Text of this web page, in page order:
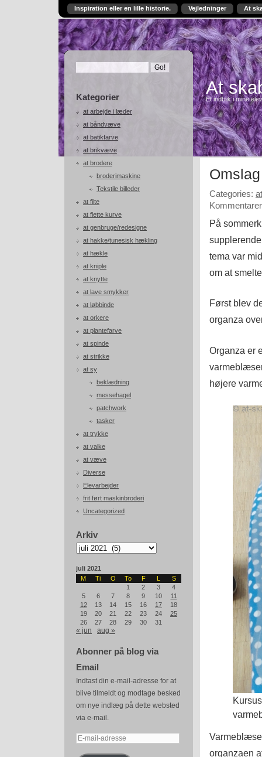
Inspiration eller en lille historie. Vejledninger At
Kategorier
at arbejde i læder
at båndvæve
at batikfarve
at brikvæve
at brodere
broderimaskine
Tekstile billeder
at filte
at flette kurve
at genbruge/redesigne
at hakke/tunesisk hækling
at hækle
at kniple
at knytte
at lave smykker
at løbbinde
at orkere
at plantefarve
at spinde
at strikke
at sy
beklædning
messehagel
patchwork
tasker
at trykke
at valke
at væve
Diverse
Elevarbejder
frit ført maskinbroderi
Uncategorized
Arkiv
Arkiv
juli 2021
M
Ti O To F L
S
1
2 3
4
5
6 7 8 9 10
11
12
13 14 15 16 17
18
19
20 21 22 23 24
25
26
27 28 29 30 31
« jun aug »
Abonner på blog via
Email
Indtast din e-mail-adresse for at
blive tilmeldt og modtage besked
om nye indlæg på dette websted
via e-mail.
E-
At
Et indblik i mine
Categories:
På
tema var
om at
Først blev
organza
Organza er
højere
organzaen